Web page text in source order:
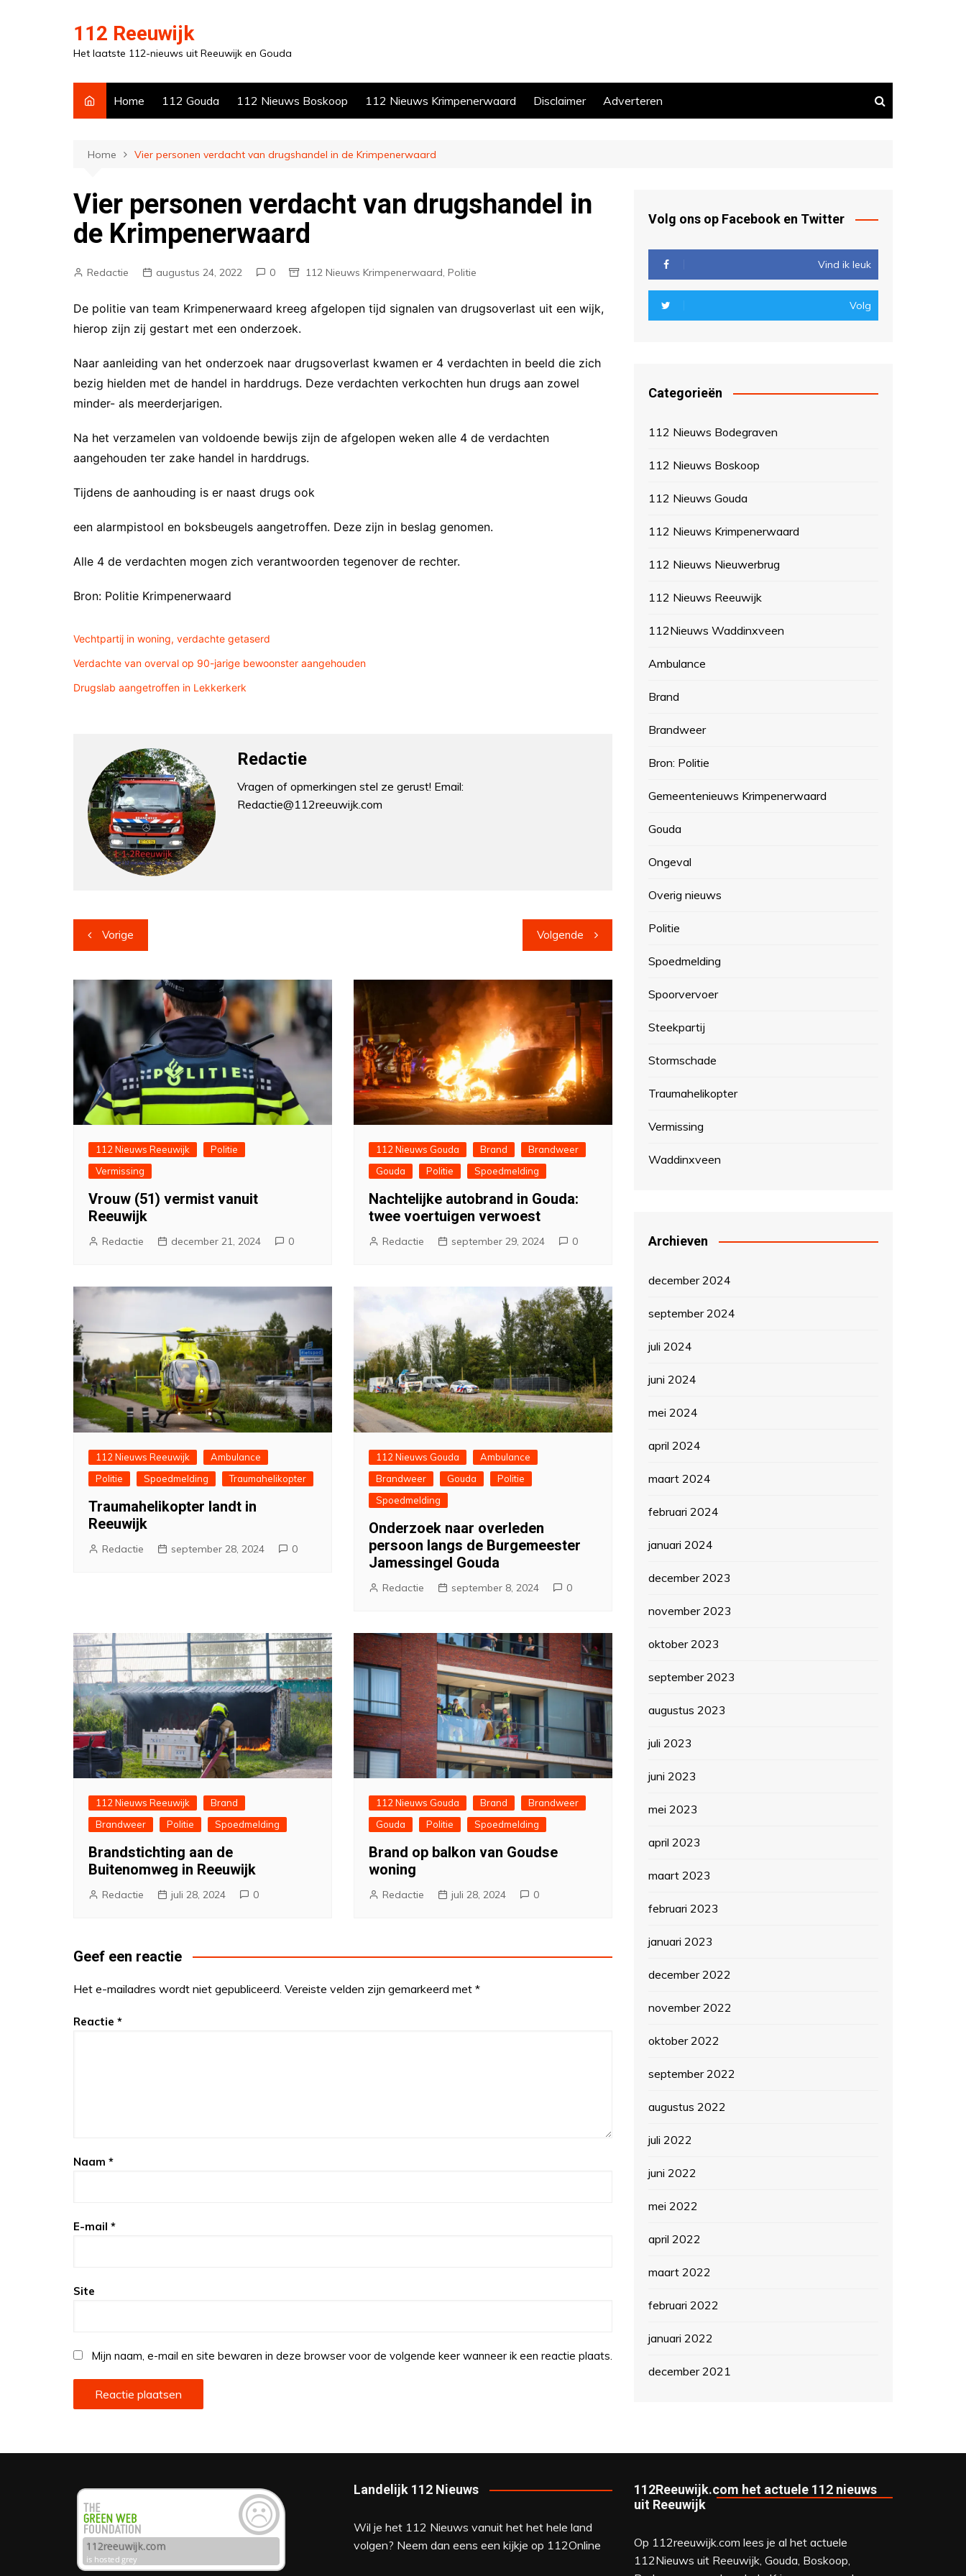
112 Reeuwijk
Het laatste 112-nieuws uit Reeuwijk en Gouda
Home 112 Gouda 112 Nieuws Boskoop 112 Nieuws Krimpenerwaard Disclaimer Adverteren
Home Vier personen verdacht van drugshandel in de Krimpenerwaard
Vier personen verdacht van drugshandel in
de Krimpenerwaard
Redactie augustus 24, 2022 0 112 Nieuws Krimpenerwaard, Politie
De politie van team Krimpenerwaard kreeg afgelopen tijd signalen van drugsoverlast uit een wijk,
hierop zijn zij gestart met een onderzoek.
Naar aanleiding van het onderzoek naar drugsoverlast kwamen er 4 verdachten in beeld die zich
bezig hielden met de handel in harddrugs. Deze verdachten verkochten hun drugs aan zowel
minder- als meerderjarigen.
Na het verzamelen van voldoende bewijs zijn de afgelopen weken alle 4 de verdachten
aangehouden ter zake handel in harddrugs.
Tijdens de aanhouding is er naast drugs ook
een alarmpistool en boksbeugels aangetroffen. Deze zijn in beslag genomen.
Alle 4 de verdachten mogen zich verantwoorden tegenover de rechter.
Bron: Politie Krimpenerwaard
Vechtpartij in woning, verdachte getaserd
Verdachte van overval op 90-jarige bewoonster aangehouden
Drugslab aangetroffen in Lekkerkerk
Redactie
Vragen of opmerkingen stel ze gerust! Email:
Redactie@112reeuwijk.com
Bericht
navigatie
Vorige Volgende
112 Nieuws Reeuwijk
Politie
Vermissing
Vrouw (51) vermist vanuit
Reeuwijk
Redactie december 21, 2024 0
112 Nieuws Gouda Brand
Brandweer
Gouda
Politie Spoedmelding
Nachtelijke autobrand in Gouda:
twee voertuigen verwoest
Redactie september 29, 2024 0
112 Nieuws Reeuwijk
Ambulance
Politie
Spoedmelding Traumahelikopter
Traumahelikopter landt in
Reeuwijk
Redactie september 28, 2024 0
112 Nieuws Gouda
Ambulance
Brandweer
Gouda
Politie
Spoedmelding
Onderzoek naar overleden
persoon langs de Burgemeester
Jamessingel Gouda
Redactie september 8, 2024 0
112 Nieuws Reeuwijk
Brand
Brandweer
Politie Spoedmelding
Brandstichting aan de
Buitenomweg in Reeuwijk
Redactie juli 28, 2024 0
112 Nieuws Gouda Brand
Brandweer
Gouda
Politie Spoedmelding
Brand op balkon van Goudse
woning
Redactie juli 28, 2024 0
Geef een reactie
Het e-mailadres wordt niet gepubliceerd. Vereiste velden zijn gemarkeerd met *
Reactie *
Naam *
E-mail *
Site
Mijn naam, e-mail en site bewaren in deze browser voor de volgende keer wanneer ik een reactie plaats.
Volg ons op Facebook en Twitter
Vind ik leuk
Volg
Categorieën
112 Nieuws Bodegraven
112 Nieuws Boskoop
112 Nieuws Gouda
112 Nieuws Krimpenerwaard
112 Nieuws Nieuwerbrug
112 Nieuws Reeuwijk
112Nieuws Waddinxveen
Ambulance
Brand
Brandweer
Bron: Politie
Gemeentenieuws Krimpenerwaard
Gouda
Ongeval
Overig nieuws
Politie
Spoedmelding
Spoorvervoer
Steekpartij
Stormschade
Traumahelikopter
Vermissing
Waddinxveen
Archieven
december 2024
september 2024
juli 2024
juni 2024
mei 2024
april 2024
maart 2024
februari 2024
januari 2024
december 2023
november 2023
oktober 2023
september 2023
augustus 2023
juli 2023
juni 2023
mei 2023
april 2023
maart 2023
februari 2023
januari 2023
december 2022
november 2022
oktober 2022
september 2022
augustus 2022
juli 2022
juni 2022
mei 2022
april 2022
maart 2022
februari 2022
januari 2022
december 2021
Landelijk 112 Nieuws
Wil je het 112 Nieuws vanuit het het hele land
volgen? Neem dan eens een kijkje op 112Online
112Reeuwijk.com het actuele 112 nieuws
uit Reeuwijk
Op 112reeuwijk.com lees je al het actuele
112Nieuws uit Reeuwijk, Gouda, Boskoop,